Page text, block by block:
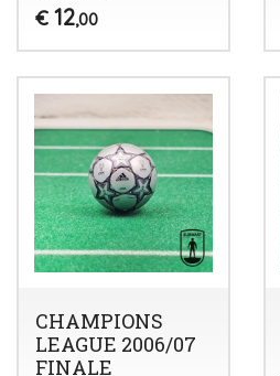
€ 12,00
CHAMPIONS
LEAGUE 2006/07
FINALE